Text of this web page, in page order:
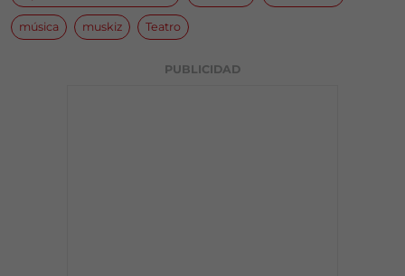
música muskiz Teatro
PUBLICIDAD